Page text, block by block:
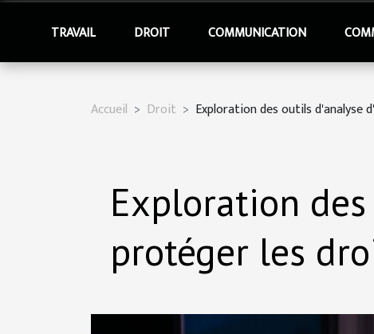
TRAVAIL DROIT COMMUNICATION
Accueil Droit Exploration des outils
Exploration
protéger les